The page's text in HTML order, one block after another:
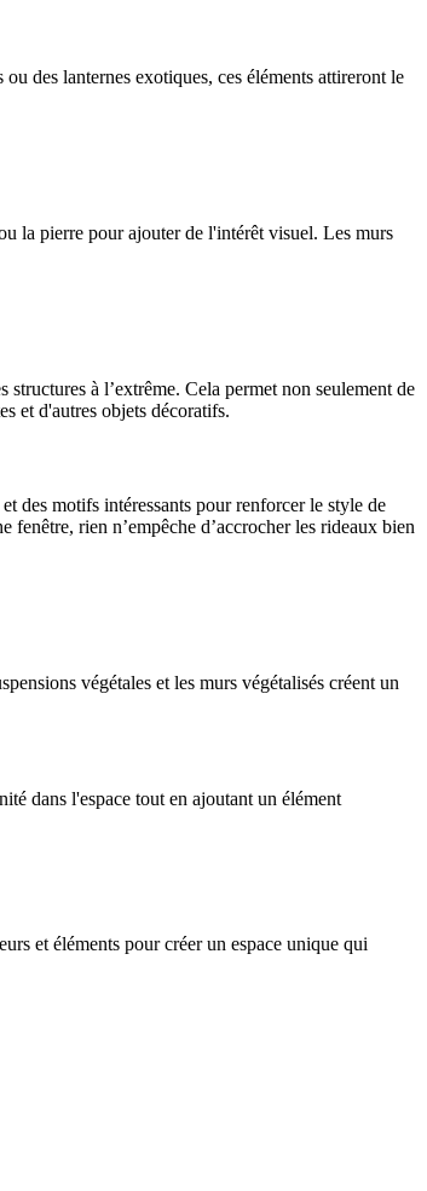
des lanternes exotiques, ces éléments attireront le
la pierre pour ajouter de l'intérêt visuel. Les murs
à l’extrême. Cela permet non seulement de
et d'autres objets décoratifs.
des motifs intéressants pour renforcer le style de
rien n’empêche d’accrocher les rideaux bien
végétales et les murs végétalisés créent un
dans l'espace tout en ajoutant un élément
et éléments pour créer un espace unique qui